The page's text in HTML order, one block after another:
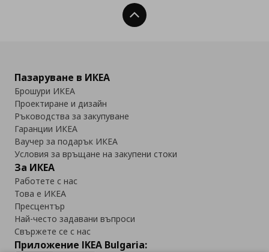
Нагоре
Пазаруване в ИКЕА
Брошури ИКЕА
Проектиране и дизайн
Ръководства за закупуване
Гаранции ИКЕА
Ваучер за подарък ИКЕА
Условия за връщане на закупени стоки
За ИКЕА
Работете с нас
Това е ИКЕА
Пресцентър
Най-често задавани въпроси
Свържете се с нас
Приложение IKEA Bulgaria: